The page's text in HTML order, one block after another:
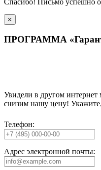
Спасибо! Письмо успешно
×
ПРОГРАММА
Увидели в другом
снизим нашу цену! Укажите,
Телефон:
Адрес электронной почты: